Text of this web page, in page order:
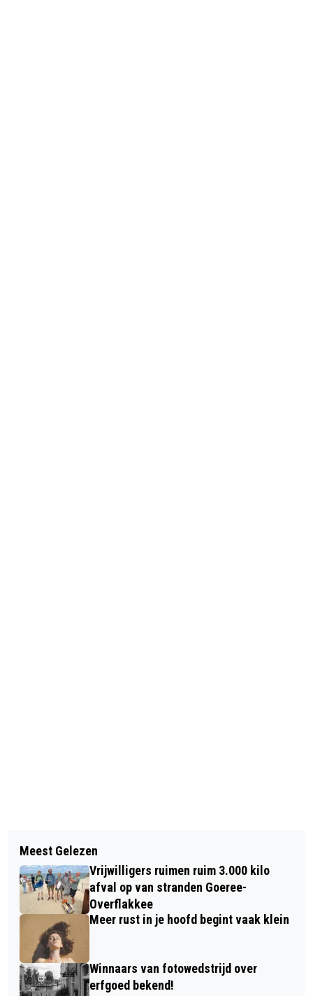
CDA ZIET OEFENGEBIED DEFENSIE
NIET ZITTEN IN ZUID-HOLLANDS
KUSTGEBIED
EERSTE TWEE FASES NIEUWE
ROTONDES BIJNA KLAAR
Meest Gelezen
Vrijwilligers ruimen ruim 3.000 kilo
afval op van stranden Goeree-
Overflakkee
Meer rust in je hoofd begint vaak klein
Winnaars van fotowedstrijd over
erfgoed bekend!